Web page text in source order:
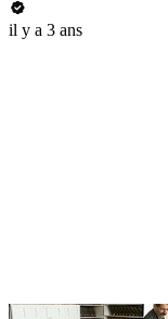
il y a 3 ans